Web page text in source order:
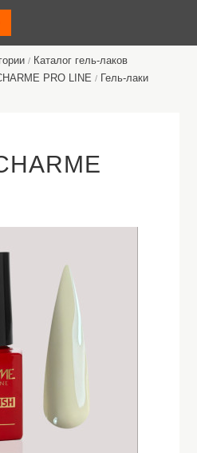
/ Каталог гель-лаков
PRO LINE / Гель-лаки